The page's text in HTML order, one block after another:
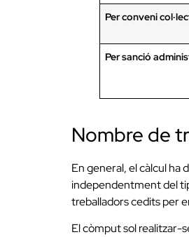
Per conveni
Per sanció
Nombre de
En general, el càlcul ha
independentment del
treballadors cedits per
El còmput sol realitzar-